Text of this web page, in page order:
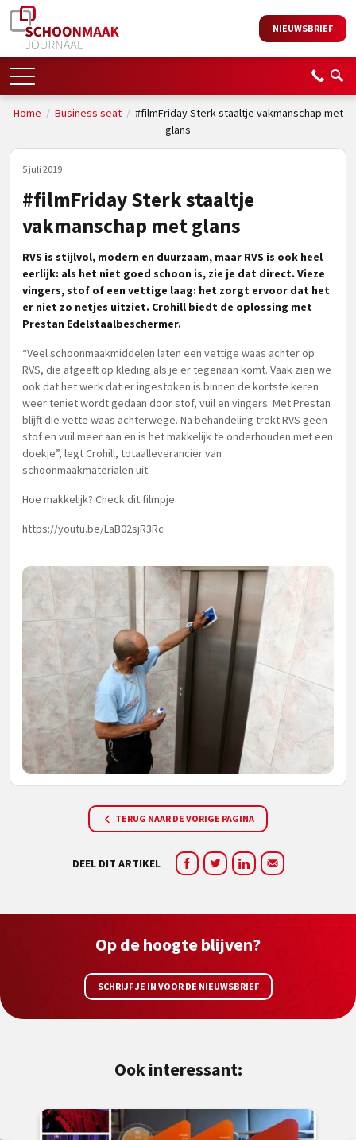
NIEUWSBRIEF
Home / Business seat/ #filmFriday Sterk staaltje vakmanschap met
glans
5 juli 2019
#filmFriday Sterk staaltje
vakmanschap met glans
RVS is stijlvol, modern en duurzaam, maar RVS is ook heel
eerlijk: als het niet goed schoon is, zie je dat direct. Vieze
vingers, stof of een vettige laag: het zorgt ervoor dat het
er niet zo netjes uitziet. Crohill biedt de oplossing met
Prestan Edelstaalbeschermer.
“Veel schoonmaakmiddelen laten een vettige waas achter op
RVS, die afgeeft op kleding als je er tegenaan komt. Vaak zien we
ook dat het werk dat er ingestoken is binnen de kortste keren
weer teniet wordt gedaan door stof, vuil en vingers. Met Prestan
blijft die vette waas achterwege. Na behandeling trekt RVS geen
stof en vuil meer aan en is het makkelijk te onderhouden met een
doekje”, legt Crohill, totaalleverancier van
schoonmaakmaterialen uit.
Hoe makkelijk? Check dit filmpje
https://youtu.be/LaB02sjR3Rc
TERUG NAAR DE VORIGE PAGINA
DEEL DIT ARTIKEL
Op de hoogte blijven?
SCHRIJF JE IN VOOR DE NIEUWSBRIEF
Ook interessant: